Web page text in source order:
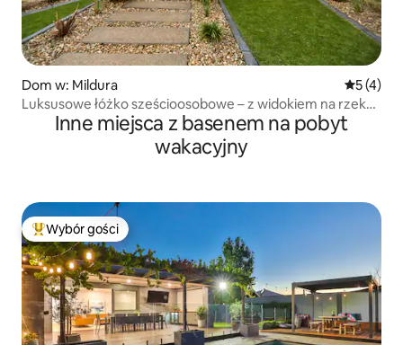
Dom w: Mildura Średnia
5 (4)
Luksusowe łóżko sześcioosobowe – z widokiem na rzekę
MurrayInne miejsca z basenem na pobyt
wakacyjny
Najpopularniejsze z kategorii Wybór gości
Wybór gości